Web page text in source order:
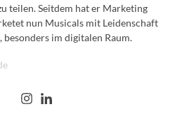
teilen. Seitdem hat er Marketing
nun Musicals mit Leidenschaft
besonders im digitalen Raum.